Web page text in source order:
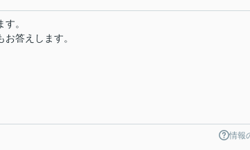
。
答えします。
情報